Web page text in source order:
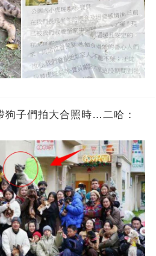
狗子們拍大合照時…二哈：